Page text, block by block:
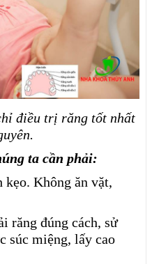
điều trị răng tốt nhất
ta cần phải:
kẹo. Không ăn vặt,
răng đúng cách, sử
súc miệng, lấy cao